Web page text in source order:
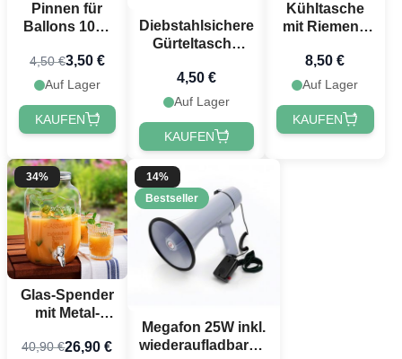
Pinnen für
Ballons 10x -
4,50 €3,50 €
Auf Lager
KAUFEN
Diebstahlsichere
Gürteltasche
4,50 €
Auf Lager
KAUFEN
Kühltasche
mit Riemen -
8,50 €
Auf Lager
KAUFEN
34%
Glas-Spender
mit Metal-
Deluxe
40,90 €26,90 €
14%
Bestseller
Megafon 25W inkl.
wiederaufladbarem